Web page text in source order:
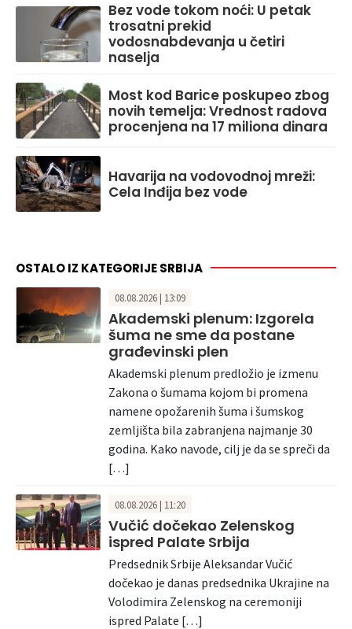
Bez vode tokom noći: U petak
trosatni prekid
vodosnabdevanja u četiri
naselja
Most kod Barice poskupeo zbog
novih temelja: Vrednost radova
procenjena na 17 miliona dinara
Havarija na vodovodnoj mreži:
Cela Inđija bez vode
OSTALO IZ KATEGORIJE SRBIJA
08.08.2026 | 13:09
Akademski plenum: Izgorela
šuma ne sme da postane
građevinski plen
Akademski plenum predložio je izmenu
Zakona o šumama kojom bi promena
namene opožarenih šuma i šumskog
zemljišta bila zabranjena najmanje 30
godina. Kako navode, cilj je da se spreči da
[…]
08.08.2026 | 11:20
Vučić dočekao Zelenskog
ispred Palate Srbija
Predsednik Srbije Aleksandar Vučić
dočekao je danas predsednika Ukrajine na
Volodimira Zelenskog na ceremoniji
ispred Palate […]